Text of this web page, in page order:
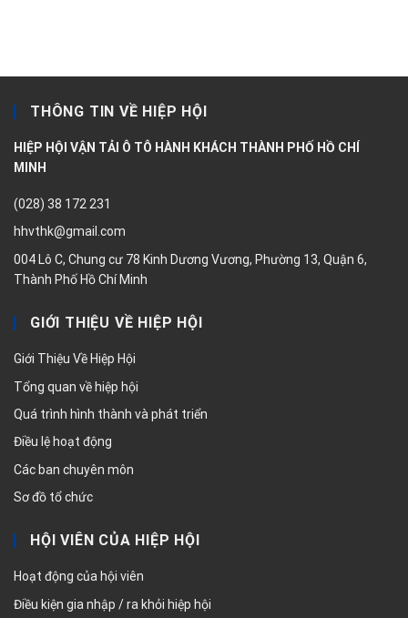
THÔNG TIN VỀ HIỆP HỘI
HIỆP HỘI VẬN TẢI Ô TÔ HÀNH KHÁCH THÀNH PHỐ HỒ CHÍ
MINH
(028) 38 172 231
hhvthk@gmail.com
004 Lô C, Chung cư 78 Kinh Dương Vương, Phường 13, Quận 6,
Thành Phố Hồ Chí Minh
GIỚI THIỆU VỀ HIỆP HỘI
Giới Thiệu Về Hiệp Hội
Tổng quan về hiệp hội
Quá trình hình thành và phát triển
Điều lệ hoạt động
Các ban chuyên môn
Sơ đồ tổ chức
HỘI VIÊN CỦA HIỆP HỘI
Hoạt động của hội viên
Điều kiện gia nhập / ra khỏi hiệp hội